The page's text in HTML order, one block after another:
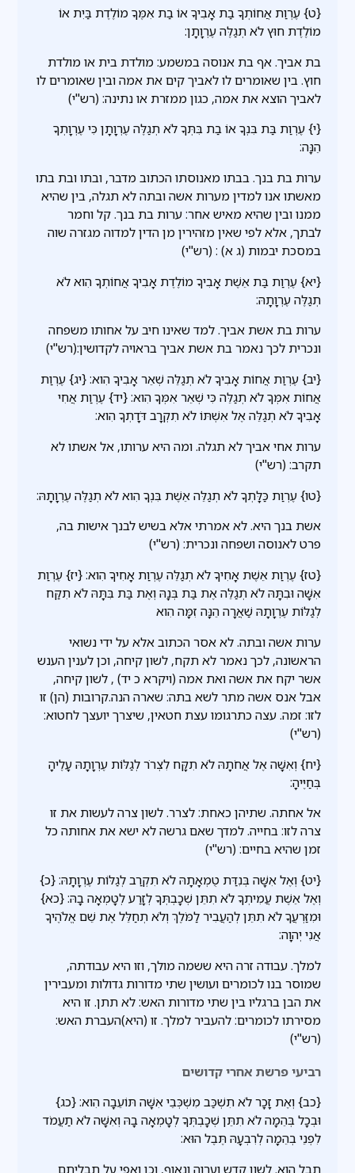
{ט} עֶרְוַת אֲחוֹתְךָ בַת אָבִיךָ אוֹ בַת אִמֶּךָ מוֹלֶדֶת בַּיִת אוֹ
מוֹלֶדֶת חוּץ לֹא תְגַלֶּה עֶרְוָתָן:
בת אביך. אף בת אנוסה במשמע: מולדת בית או מולדת
חוץ. בין שאומרים לו לאביך קים את אמה ובין שאומרים לו
לאביך הוצא את אמה, כגון ממזרת או נתינה: (רש"י)
{י} עֶרְוַת בַּת בִּנְךָ אוֹ בַת בִּתְּךָ לֹא תְגַלֶּה עֶרְוָתָן כִּי עֶרְוָתְךָ
הֵנָּה:
ערות בת בנך. בבתו מאנוסתו הכתוב מדבר, ובתו ובת בתו
מאשתו אנו למדין מערות אשה ובתה לא תגלה, בין שהיא
ממנו ובין שהיא מאיש אחר: ערות בת בנך. קל וחמר
לבתך, אלא לפי שאין מזהירין מן הדין למדוה מגזרה שוה
במסכת יבמות (ג א) : (רש"י)
{יא} עֶרְוַת בַּת אֵשֶׁת אָבִיךָ מוֹלֶדֶת אָבִיךָ אֲחוֹתְךָ הִוא לֹא
תְגַלֶּה עֶרְוָתָהּ:
ערות בת אשת אביך. למד שאינו חיב על אחותו משפחה
ונכרית לכך נאמר בת אשת אביך בראויה לקדושין:(רש"י)
{יב} עֶרְוַת אֲחוֹת אָבִיךָ לֹא תְגַלֵּה שְׁאֵר אָבִיךָ הִוא: {יג} עֶרְוַת
אֲחוֹת אִמְּךָ לֹא תְגַלֵּה כִּי שְׁאֵר אִמְּךָ הִוא: {יד} עֶרְוַת אֲחִי
אָבִיךָ לֹא תְגַלֵּה אֶל אִשְׁתּוֹ לֹא תִקְרָב דֹּדָתְךָ הִוא:
ערות אחי אביך לא תגלה. ומה היא ערותו, אל אשתו לא
תקרב: (רש"י)
{טו} עֶרְוַת כַּלָּתְךָ לֹא תְגַלֵּה אֵשֶׁת בִּנְךָ הִוא לֹא תְגַלֶּה עֶרְוָתָהּ:
אשת בנך היא. לא אמרתי אלא בשיש לבנך אישות בה,
פרט לאנוסה ושפחה ונכרית: (רש"י)
{טז} עֶרְוַת אֵשֶׁת אָחִיךָ לֹא תְגַלֵּה עֶרְוַת אָחִיךָ הִוא: {יז} עֶרְוַת
אִשָּׁה וּבִתָּהּ לֹא תְגַלֵּה אֶת בַּת בְּנָהּ וְאֶת בַּת בִּתָּהּ לֹא תִקַּח
לְגַלּוֹת עֶרְוָתָהּ שַׁאֲרָה הֵנָּה זִמָּה הִוא
ערות אשה ובתה. לא אסר הכתוב אלא על ידי נשואי
הראשונה, לכך נאמר לא תקח, לשון קיחה, וכן לענין הענש
אשר יקח את אשה ואת אמה (ויקרא כ יד) , לשון קיחה,
אבל אנס אשה מתר לשא בתה: שארה הנה.קרובות (הן) זו
לזו: זמה. עצה כתרגומו עצת חטאין, שיצרך יועצך לחטוא:
(רש"י)
{יח} וְאִשָּׁה אֶל אֲחֹתָהּ לֹא תִקָּח לִצְרֹר לְגַלּוֹת עֶרְוָתָהּ עָלֶיהָ
בְּחַיֶּיהָ:
אל אחתה. שתיהן כאחת: לצרר. לשון צרה לעשות את זו
צרה לזו: בחייה. למדך שאם גרשה לא ישא את אחותה כל
זמן שהיא בחיים: (רש"י)
{יט} וְאֶל אִשָּׁה בְּנִדַּת טֻמְאָתָהּ לֹא תִקְרַב לְגַלּוֹת עֶרְוָתָהּ: {כ}
וְאֶל אֵשֶׁת עֲמִיתְךָ לֹא תִתֵּן שְׁכָבְתְּךָ לְזָרַע לְטָמְאָה בָהּ: {כא}
וּמִזַּרְעֲךָ לֹא תִתֵּן לְהַעֲבִיר לַמֹּלֶךְ וְלֹא תְחַלֵּל אֶת שֵׁם אֱלֹהֶיךָ
אֲנִי יְהוָה:
למלך. עבודה זרה היא ששמה מולך, וזו היא עבודתה,
שמוסר בנו לכומרים ועושין שתי מדורות גדולות ומעבירין
את הבן ברגליו בין שתי מדורות האש: לא תתן. זו היא
מסירתו לכומרים: להעביר למלך. זו (היא)העברת האש:
(רש"י)
רביעי פרשת אחרי קדושים
{כב} וְאֶת זָכָר לֹא תִשְׁכַּב מִשְׁכְּבֵי אִשָּׁה תּוֹעֵבָה הִוא: {כג}
וּבְכָל בְּהֵמָה לֹא תִתֵּן שְׁכָבְתְּךָ לְטָמְאָה בָהּ וְאִשָּׁה לֹא תַעֲמֹד
לִפְנֵי בְהֵמָה לְרִבְעָהּ תֶּבֶל הוּא:
תבל הוא. לשון קדש וערוה ונאוף, וכן ואפי על תבליתם